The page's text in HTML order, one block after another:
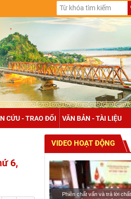
CỨU - TRAO ĐỔI VĂN BẢN - TÀI LIỆU
6,
VIDEO HOẠT ĐỘNG
Phiên chất vấn và trả lời